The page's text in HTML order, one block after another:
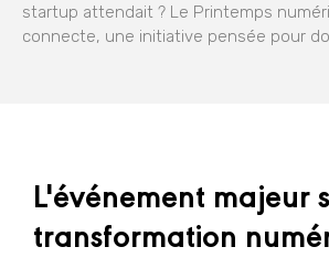
startup attendait ? Le Printemps
connecte, une initiative pensée pour
L'événement majeur
transformation